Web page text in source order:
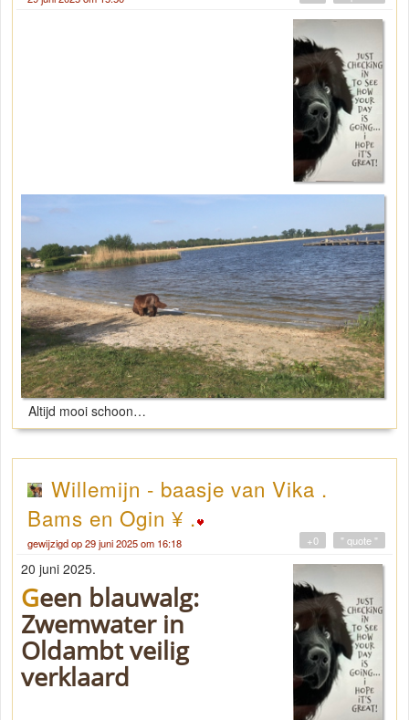
Altijd mooi schoon…
Willemijn - baasje van Vika .
Bams en Ogin ¥ .
gewijzigd op 29 juni 2025 om 16:18 " quote "
+0
20 juni 2025.
Geen blauwalg:
Zwemwater in
Oldambt veilig
verklaard